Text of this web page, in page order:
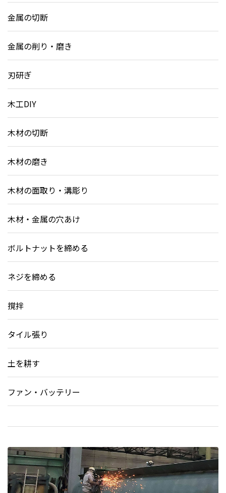
金属の切断
金属の削り・磨き
刃研ぎ
木工DIY
木材の切断
木材の磨き
木材の面取り・溝彫り
木材・金属の穴あけ
ボルトナットを締める
ネジを締める
撹拌
タイル張り
土を耕す
ファン・バッテリー